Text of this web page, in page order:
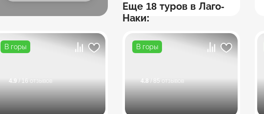
В горы
4.9 / 16 отзывов
Еще 18 туров в Лаго-
Наки:
В горы
4.8 / 85 отзывов